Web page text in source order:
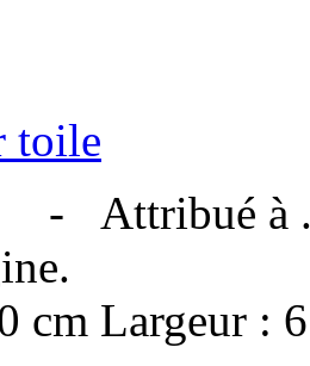
toile
- Attribué à
cm Largeur :